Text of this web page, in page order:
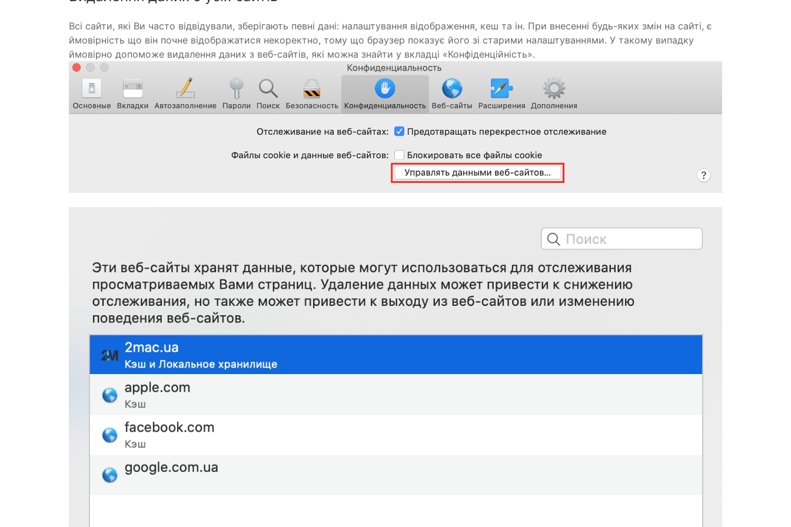
Всі сайти, які Ви часто відвідували, зберігають певні дані: налаштування відображення, кеш та ін. При внесенні будь-яких змін на сайті, є
ймовірність що він почне відображатися некоректно, тому що браузер показує його зі старими налаштуваннями. У такому випадку
ймовірно допоможе видалення даних з веб-сайтів, які можна знайти у вкладці «Конфіденційність».